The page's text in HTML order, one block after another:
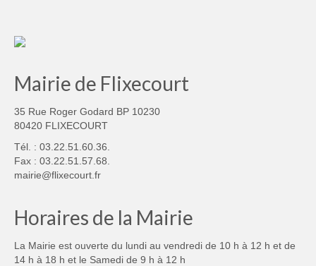
Mairie de Flixecourt
35 Rue Roger Godard BP 10230
80420 FLIXECOURT
Tél. : 03.22.51.60.36.
Fax : 03.22.51.57.68.
mairie@flixecourt.fr
Horaires de la Mairie
La Mairie est ouverte du lundi au vendredi de 10 h à 12 h et de
14 h à 18 h et le Samedi de 9 h à 12 h